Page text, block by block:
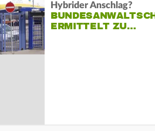
Hybrider Anschlag?
ERMITTELT ZU…